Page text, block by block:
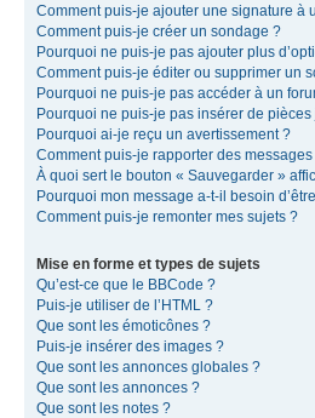
Comment puis-je ajouter une signature à
Comment puis-je créer un sondage ?
Pourquoi ne puis-je pas ajouter plus
Comment puis-je éditer ou supprimer un
Pourquoi ne puis-je pas accéder à un
Pourquoi ne puis-je pas insérer de pièces
Pourquoi ai-je reçu un avertissement ?
Comment puis-je rapporter des
À quoi sert le bouton « Sauvegarder »
Pourquoi mon message a-t-il besoin
Comment puis-je remonter mes sujets ?
Mise en forme et types de sujets
Qu’est-ce que le BBCode ?
Puis-je utiliser de l’HTML ?
Que sont les émoticônes ?
Puis-je insérer des images ?
Que sont les annonces globales ?
Que sont les annonces ?
Que sont les notes ?